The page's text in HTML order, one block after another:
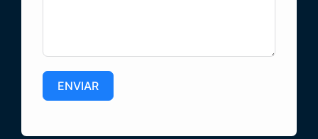
ENVIAR